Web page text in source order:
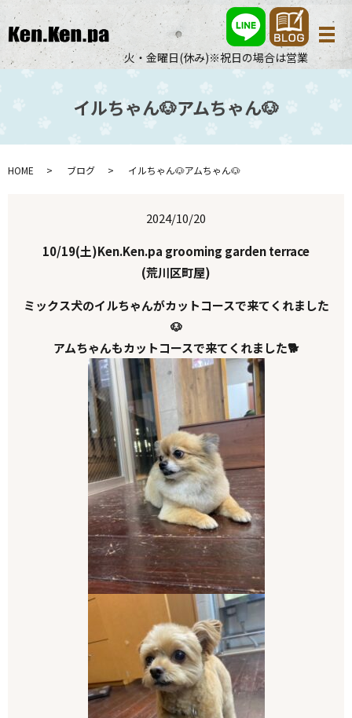
火・金曜日(休み)※祝日の場合は営業
メ
イルちゃん🐶アムちゃん🐶
HOME ブログ イルちゃん🐶アムちゃん🐶
2024/10/20
10/19(土)Ken.Ken.pa grooming garden terrace
(荒川区町屋)
ミックス犬のイルちゃんがカットコースで来てくれました
🐶
アムちゃんもカットコースで来てくれました🐕